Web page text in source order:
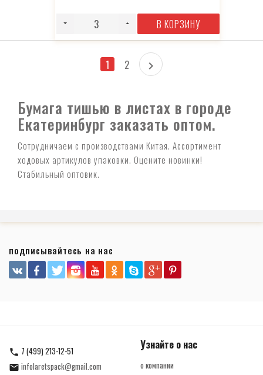
В КОРЗИНУ
1 2
Бумага тишью в листах в городе
Екатеринбург заказать оптом.
Сотрудничаем с производствами Китая. Ассортимент
ходовых артикулов упаковки. Оцените новинки!
Стабильный оптовик.
подписывайтесь на нас
7 (499) 213-12-51
infolaretspack@gmail.com
Узнайте о нас
о компании